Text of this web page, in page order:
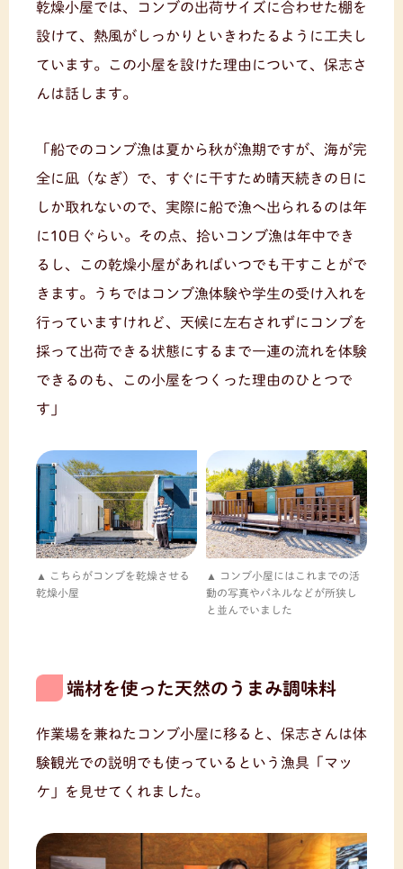
乾燥小屋では、コンブの出荷サイズに合わせた棚を
設けて、熱風がしっかりといきわたるように工夫し
ています。この小屋を設けた理由について、保志さ
んは話します。
「船でのコンブ漁は夏から秋が漁期ですが、海が完
全に凪（なぎ）で、すぐに干すため晴天続きの日に
しか取れないので、実際に船で漁へ出られるのは年
に10日ぐらい。その点、拾いコンブ漁は年中でき
るし、この乾燥小屋があればいつでも干すことがで
きます。うちではコンブ漁体験や学生の受け入れを
行っていますけれど、天候に左右されずにコンブを
採って出荷できる状態にするまで一連の流れを体験
できるのも、この小屋をつくった理由のひとつで
す」
こちらがコンブを乾燥させる
乾燥小屋
コンブ小屋にはこれまでの活
動の写真やパネルなどが所狭し
と並んでいました
端材を使った天然のうまみ調味料
作業場を兼ねたコンブ小屋に移ると、保志さんは体
験観光での説明でも使っているという漁具「マッ
ケ」を見せてくれました。